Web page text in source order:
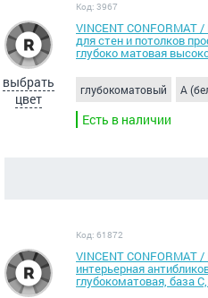
выбрать
цвет
Код: 3967
VINCENT
для стен и потолков
глубоко матовая
глубокоматовый A
Есть в наличии
Код: 61872
VINCENT
интерьерная
глубокоматовая, база